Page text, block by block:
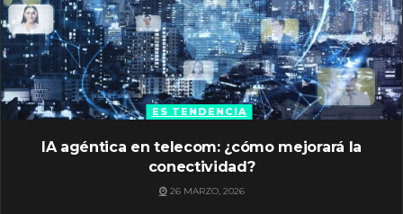
ES TENDENCIA
IA agéntica en telecom: ¿cómo mejorará la
conectividad?
26 MARZO, 2026